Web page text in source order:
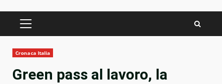
PRIMARY
Cronaca Italia
Green pass al lavoro, la